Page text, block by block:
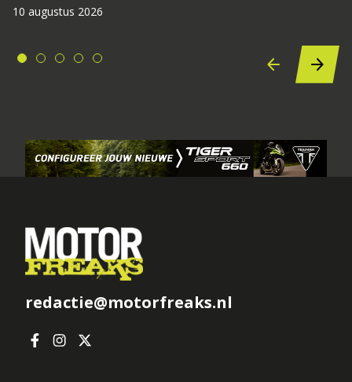
10 augustus 2026
redactie@motorfreaks.nl